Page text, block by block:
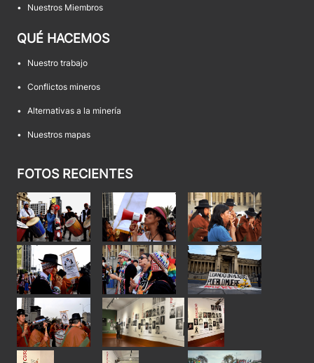
• Nuestros Miembros
QUÉ HACEMOS
• Nuestro trabajo
• Conflictos mineros
• Alternativas a la minería
• Nuestros mapas
FOTOS RECIENTES